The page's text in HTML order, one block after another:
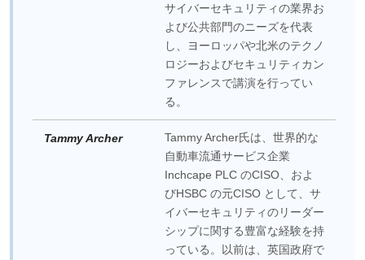
サイバーセキュリティの業界お
よび公共部門のニーズを代表
し、ヨーロッパや北米のテクノ
ロジーおよびセキュリティカン
ファレンスで講演を行ってい
る。
Tammy Archer
Tammy Archer氏は、世界的な
自動車流通サービス企業
Inchcape PLC のCISO、およ
びHSBC の元CISO として、サ
イバーセキュリティのリーダー
シップに関する豊富な経験を持
っている。以前は、英国政府で